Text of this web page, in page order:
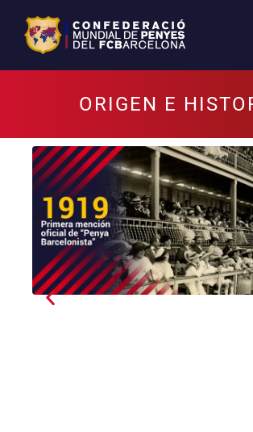
ORIGEN E